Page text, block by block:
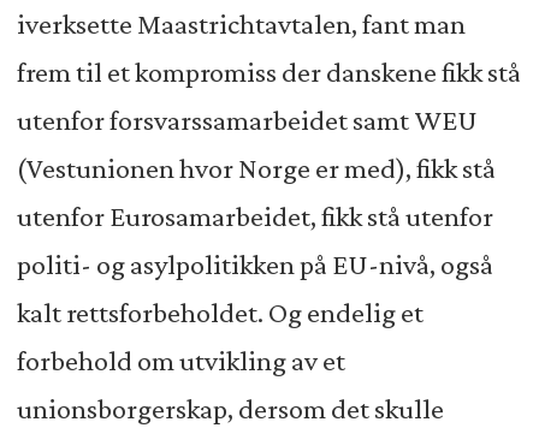
iverksette Maastrichtavtalen, fant man
frem til et kompromiss der danskene fikk stå
utenfor forsvarssamarbeidet samt WEU
(Vestunionen hvor Norge er med), fikk stå
utenfor Eurosamarbeidet, fikk stå utenfor
politi- og asylpolitikken på EU-nivå, også
kalt rettsforbeholdet. Og endelig et
forbehold om utvikling av et
unionsborgerskap, dersom det skulle